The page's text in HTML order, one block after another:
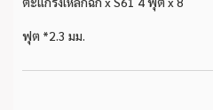
ฟุต *2.3 มม.